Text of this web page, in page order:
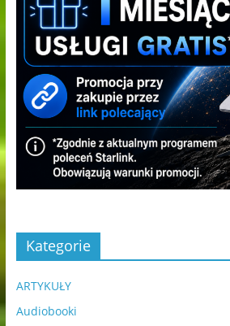
Kategorie
ARTYKUŁY
Audiobooki